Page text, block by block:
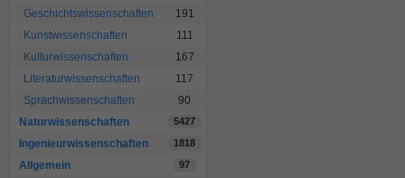
Geschichtswissenschaften
191
Kunstwissenschaften
111
Kulturwissenschaften
167
Literaturwissenschaften
117
Sprachwissenschaften
90
Naturwissenschaften
5427
Ingenieurwissenschaften 1818
Allgemein 97